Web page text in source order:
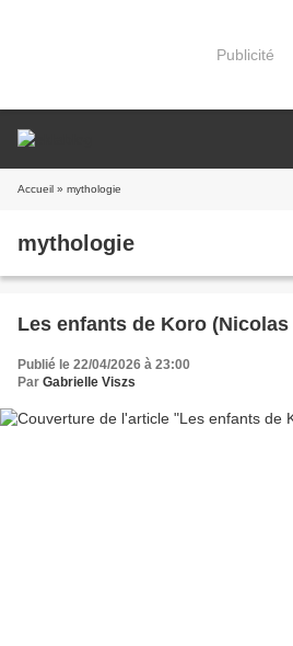
Publicité
Accueil » mythologie
mythologie
Les enfants de Koro
Publié le 22/04/2026 à 23:00
Par Gabrielle Viszs